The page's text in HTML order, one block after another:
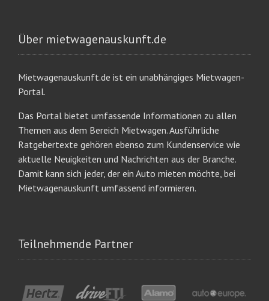
Über mietwagenauskunft.de
Mietwagenauskunft.de ist ein unabhängiges Mietwagen-
Portal.
Das Portal bietet umfassende Informationen zu allen
Themen aus dem Bereich Mietwagen. Ausführliche
Ratgebertexte gehören ebenso zum Kundenservice wie
aktuelle Neuigkeiten und Nachrichten aus der Branche.
Damit kann sich jeder, der ein Auto mieten möchte, bei
Mietwagenauskunft umfassend informieren.
Teilnehmende Partner